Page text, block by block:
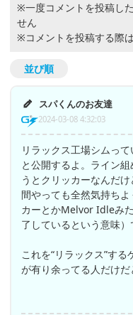
※一度コメントを投稿し
せん
※コメントを投稿する際は
並び順
スパくんのお友達
2024-03-08 4:32:03
リラックス工場シムっ
と公開するよ。ライン
うとクリッカーなんだ
間やっても全然気持ち
カーとかMelvor Idleみ
了しているという意味）
これを“リラックス”す
が有り余ってる人だけだ